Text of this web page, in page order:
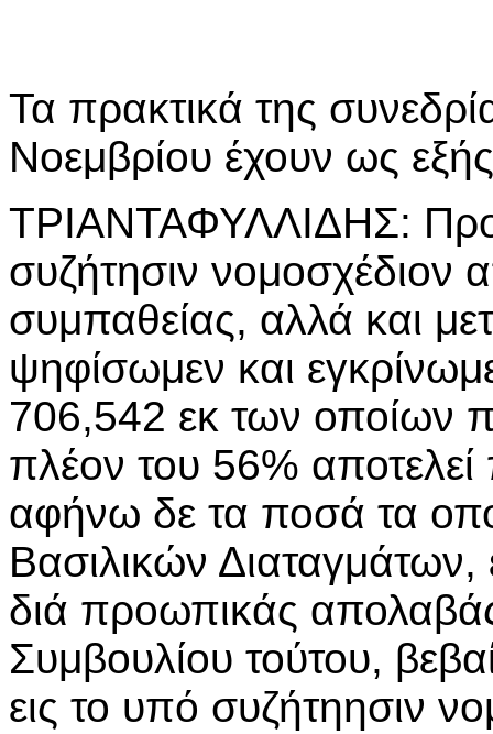
Τα πρακτικά της
Νοεμβρίου έχουν ως
ΤΡΙΑΝΤΑΦΥΛΛΙΔΗΣ:
συζήτησιν νομοσχέδιον
συμπαθείας, αλλά και
ψηφίσωμεν και
706,542 εκ των οποίων
πλέον του 56%
αφήνω δε τα ποσά τα
Βασιλικών Διαταγμάτων,
διά προωπικάς
Συμβουλίου τούτου,
εις το υπό συζήτηησιν